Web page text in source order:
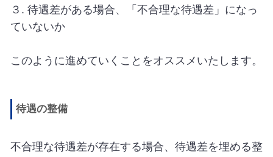
３. 待遇差がある場合、「不合理な待遇差」になっ
ていないか
このように進めていくことをオススメいたします。
待遇の整備
不合理な待遇差が存在する場合、待遇差を埋める整